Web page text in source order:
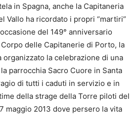
in Spagna, anche la Capitaneria
Vallo ha ricordato i propri “martiri”
del 149° anniversario
delle Capitanerie di Porto, la
organizzato la celebrazione di una
parrocchia Sacro Cuore in Santa
di tutti i caduti in servizio e in
della strage della Torre piloti del
maggio 2013 dove persero la vita